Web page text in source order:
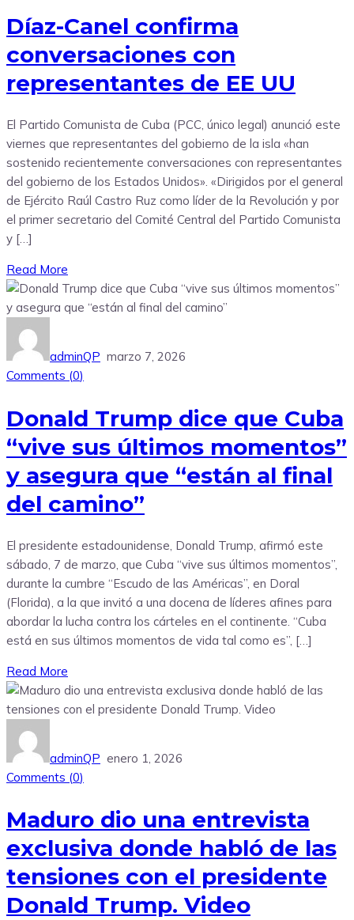
Díaz-Canel confirma
conversaciones con
representantes de EE UU
El Partido Comunista de Cuba (PCC, único legal) anunció este
viernes que representantes del gobierno de la isla «han
sostenido recientemente conversaciones con representantes
del gobierno de los Estados Unidos». «Dirigidos por el general
de Ejército Raúl Castro Ruz como líder de la Revolución y por
el primer secretario del Comité Central del Partido Comunista
y […]
Read More
adminQP marzo 7, 2026
Comments (0)
Donald Trump dice que Cuba
“vive sus últimos momentos”
y asegura que “están al final
del camino”
El presidente estadounidense, Donald Trump, afirmó este
sábado, 7 de marzo, que Cuba “vive sus últimos momentos”,
durante la cumbre “Escudo de las Américas”, en Doral
(Florida), a la que invitó a una docena de líderes afines para
abordar la lucha contra los cárteles en el continente. “Cuba
está en sus últimos momentos de vida tal como es”, […]
Read More
adminQP enero 1, 2026
Comments (0)
Maduro dio una entrevista
exclusiva donde habló de las
tensiones con el presidente
Donald Trump. Video